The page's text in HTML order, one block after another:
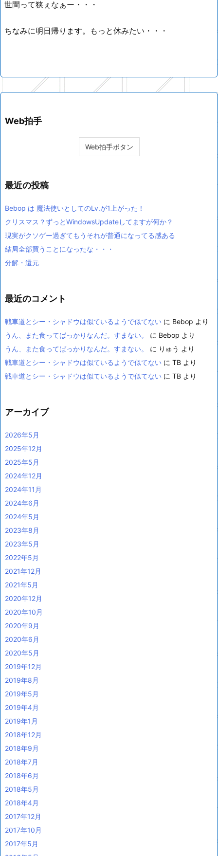
世間って狭ぇなぁー・・・
ちなみに明日帰ります。もっと休みたい・・・
Web拍手
最近の投稿
Bebop は 魔法使いとしてのLv.が1上がった！
クリスマス？ずっとWindowsUpdateしてますが何か？
現実がクソゲー過ぎてもうそれが普通になってる感ある
結局全部買うことになったな・・・
分解・還元
最近のコメント
戦車道とシー・シャドウは似ているようで似てない に Bebop より
うん、また食ってばっかりなんだ。すまない。
に Bebop より
うん、また食ってばっかりなんだ。すまない。
に りゅう より
戦車道とシー・シャドウは似ているようで似てない に TB より
戦車道とシー・シャドウは似ているようで似てない に TB より
アーカイブ
2026年5月
2025年12月
2025年5月
2024年12月
2024年11月
2024年6月
2024年5月
2023年8月
2023年5月
2022年5月
2021年12月
2021年5月
2020年12月
2020年10月
2020年9月
2020年6月
2020年5月
2019年12月
2019年8月
2019年5月
2019年4月
2019年1月
2018年12月
2018年9月
2018年7月
2018年6月
2018年5月
2018年4月
2017年12月
2017年10月
2017年5月